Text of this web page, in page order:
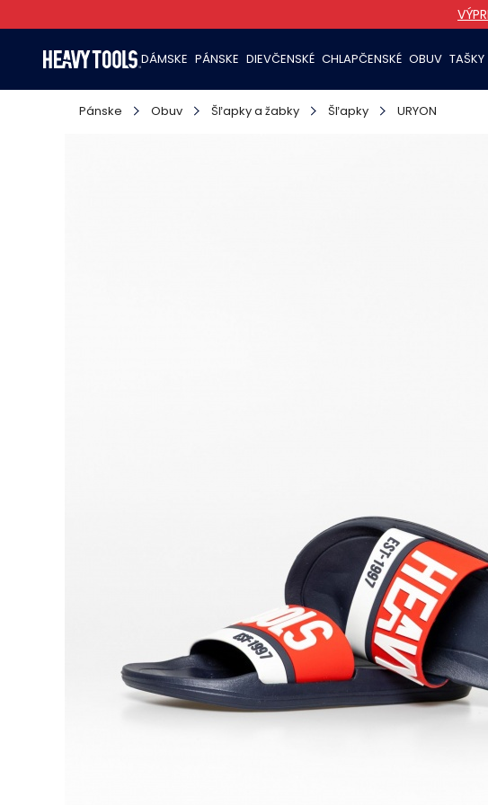
DÁMSKE PÁNSKE DIEVČENSKÉ CHLAPČENSKÉ OBUV TAŠKY
Pánske Obuv Šľapky a žabky Šľapky URYON